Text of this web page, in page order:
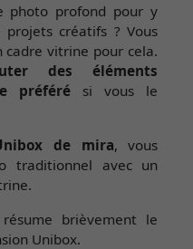
photo profond pour y
créatifs ? Vous
cadre vitrine pour cela.
des éléments
préféré si vous le
de mira, vous
traditionnel avec un
résume brièvement le
Unibox.